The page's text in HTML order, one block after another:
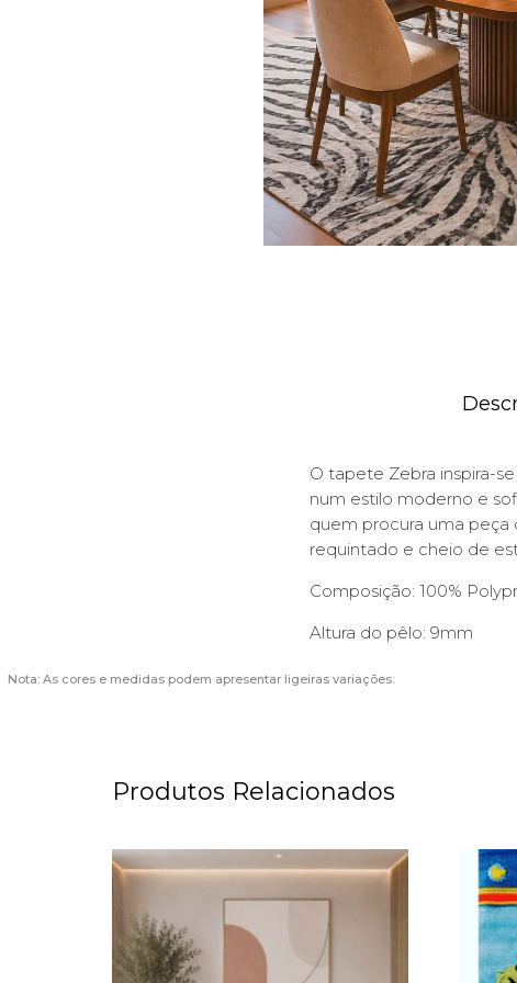
O tapete Zebra inspira-
num estilo moderno e
quem procura uma peça
requintado e cheio de
Composição: 100%
Altura do pêlo: 9mm
Nota: As cores e medidas podem apresentar ligeiras variações.
Produtos Relacionados